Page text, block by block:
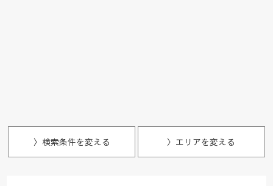
〉検索条件を変える 〉エリアを変える